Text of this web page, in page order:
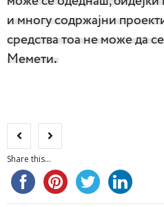
и многу содржајни
средства тоа не може да
Мемети.
Share this...